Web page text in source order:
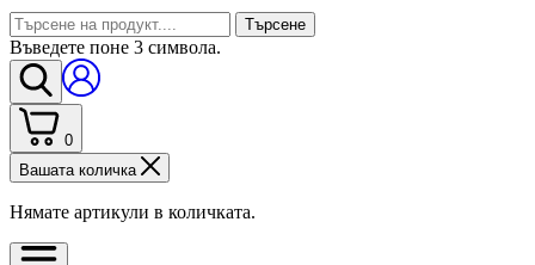
Търсене
Въведете поне 3 символа.
0
Вашата количка
Нямате артикули в количката.